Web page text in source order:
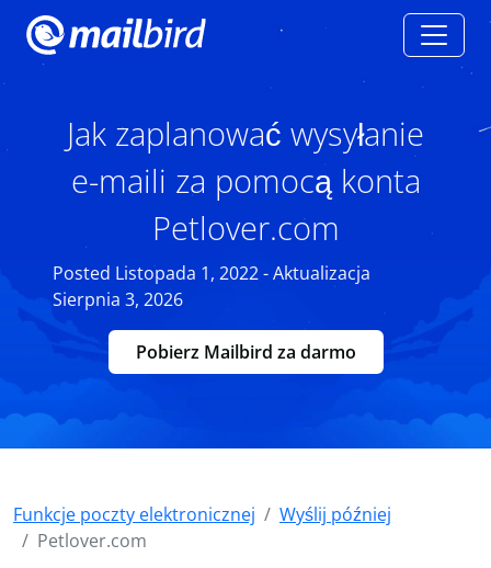
Jak zaplanować wysyłanie
e-maili za pomocą konta
Petlover.com
Posted Listopada 1, 2022 - Aktualizacja
Sierpnia 3, 2026
Pobierz Mailbird za darmo
Funkcje poczty elektronicznej
Wyślij później
Petlover.com